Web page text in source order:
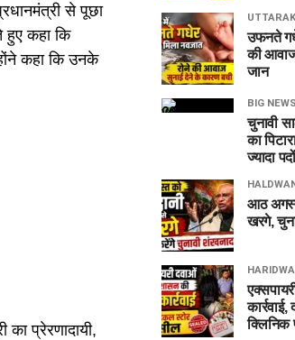
से पूछा
हुए कहा कि
कहा कि उनके
का प्रेरणादायी,
उफनते
की
जान
BIG NEWS
चुनावी
का
ज्यादा
आठ अगस्त
खरगे,
क्लिनिक